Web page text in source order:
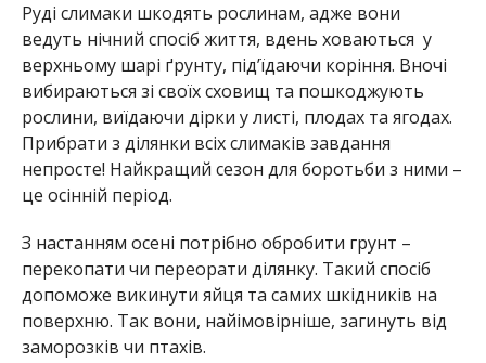
Руді слимаки шкодять рослинам, адже вони
ведуть нічний спосіб життя, вдень ховаються у
верхньому шарі ґрунту, під’їдаючи коріння. Вночі
вибираються зі своїх сховищ та пошкоджують
рослини, виїдаючи дірки у листі, плодах та ягодах.
Прибрати з ділянки всіх слимаків завдання
непросте! Найкращий сезон для боротьби з ними –
це осінній період.
З настанням осені потрібно обробити грунт –
перекопати чи переорати ділянку. Такий спосіб
допоможе викинути яйця та самих шкідників на
поверхню. Так вони, найімовірніше, загинуть від
заморозків чи птахів.